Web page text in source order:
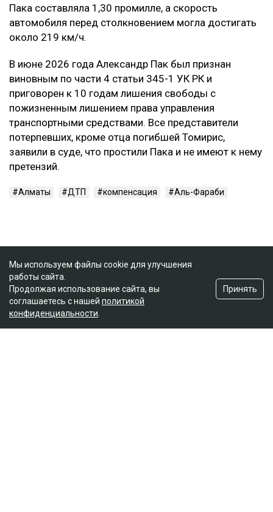
Пака составляла 1,30 промилле, а скорость
автомобиля перед столкновением могла достигать
около 219 км/ч.
В июне 2026 года Александр Пак был признан
виновным по части 4 статьи 345-1 УК РК и
приговорен к 10 годам лишения свободы с
пожизненным лишением права управления
транспортными средствами. Все представители
потерпевших, кроме отца погибшей Томирис,
заявили в суде, что простили Пака и не имеют к нему
претензий.
Алматы ДТП компенсация Аль-Фараби
Мы используем файлы cookie для улучшения
работы сайта.
Продолжая использование сайта, вы
соглашаетесь с нашей политикой
конфиденциальности
Принять